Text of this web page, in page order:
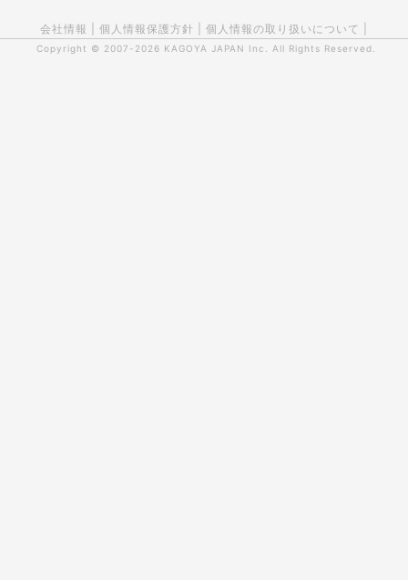
会社情報 個人情報保護方針 個人情報の取り扱いについて
Copyright © 2007-2026 KAGOYA JAPAN Inc. All Rights Reserved.